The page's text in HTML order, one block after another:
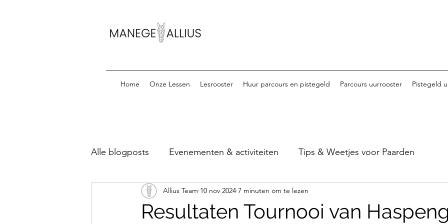
Home Onze Lessen Lesrooster Huur parcours en pistegeld Parcours uurrooster Pistegeld
Alle blogposts Evenementen & activiteiten Tips & Weetjes voor Paarden
Startlijsten Oefenparcours Tornooi van Haspengouw - 2023
Resultaten Tournooi van
Allius Team 10 nov 2024 7 minuten om te lezen